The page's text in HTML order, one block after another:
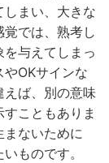
しまい、大きな
では、熟考し
与えてしまっ
OKサインな
えば、別の意味
こともありま
ないために
ものです。